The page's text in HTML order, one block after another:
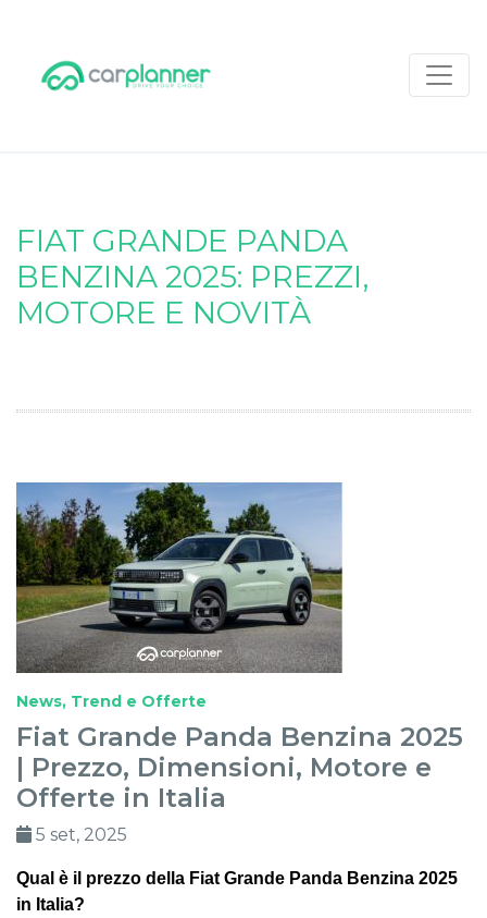
FIAT GRANDE PANDA
BENZINA 2025: PREZZI,
MOTORE E NOVITÀ
News, Trend e Offerte
Fiat Grande Panda Benzina 2025
| Prezzo, Dimensioni, Motore e
Offerte in Italia
5 set, 2025
Qual è il prezzo della Fiat Grande Panda Benzina 2025
in Italia?